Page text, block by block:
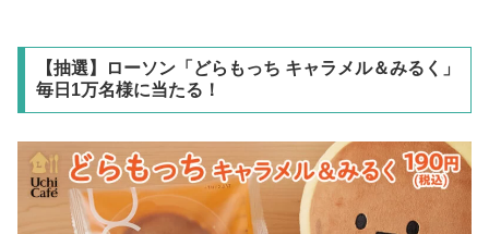
【抽選】ローソン「どらもっち キャラメル＆みるく」
毎日1万名様に当たる！